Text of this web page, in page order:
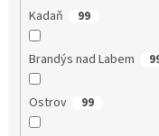
Kadaň 99
Brandýs nad Labem
Ostrov 99